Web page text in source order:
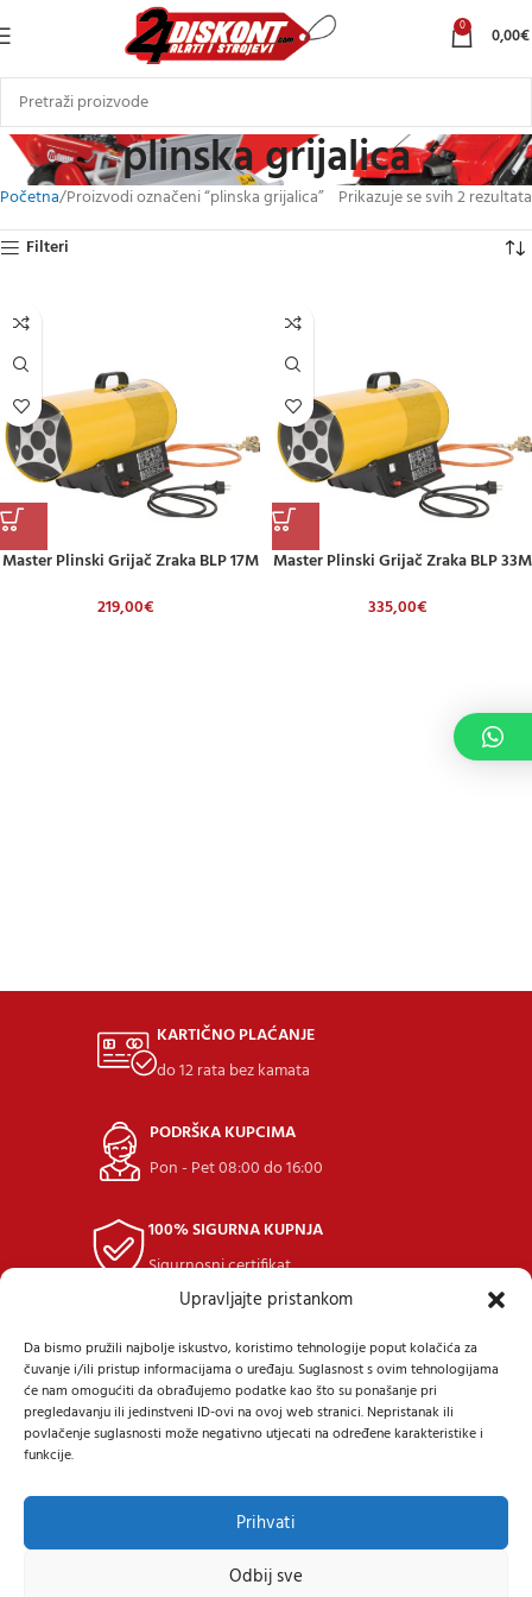
Upravljajte pristankom
Da bismo pružili najbolje iskustvo, koristimo tehnologije poput kolačića za
čuvanje i/ili pristup informacijama o uređaju. Suglasnost s ovim tehnologijama
će nam omogućiti da obrađujemo podatke kao što su ponašanje pri
pregledavanju ili jedinstveni ID-ovi na ovoj web stranici. Nepristanak ili
povlačenje suglasnosti može negativno utjecati na određene karakteristike i
funkcije.
Prihvati
Odbij sve
0 0,00€
plinska grijalica
Početna Proizvodi označeni “plinska grijalica” Prikazuje se svih 2 rezultata
Filteri
Master Plinski Grijač Zraka BLP 17M
219,00€
Master Plinski Grijač Zraka BLP 33M
335,00€
KARTIČNO PLAĆANJE
do 12 rata bez kamata
PODRŠKA KUPCIMA
Pon - Pet 08:00 do 16:00
100% SIGURNA KUPNJA
Sigurnosni certifikat
u roku 14 dana
Samoborska cesta 9, 10434 Strmec Samoborski
Tel: +385 (91) 40 40 338